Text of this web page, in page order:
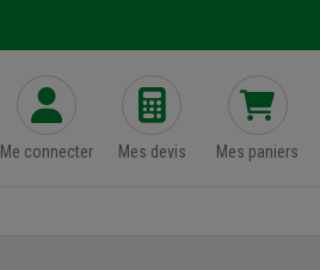
Me connecter Mes devis Mes paniers